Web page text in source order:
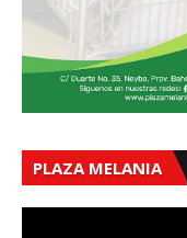
PLAZA MELANIA